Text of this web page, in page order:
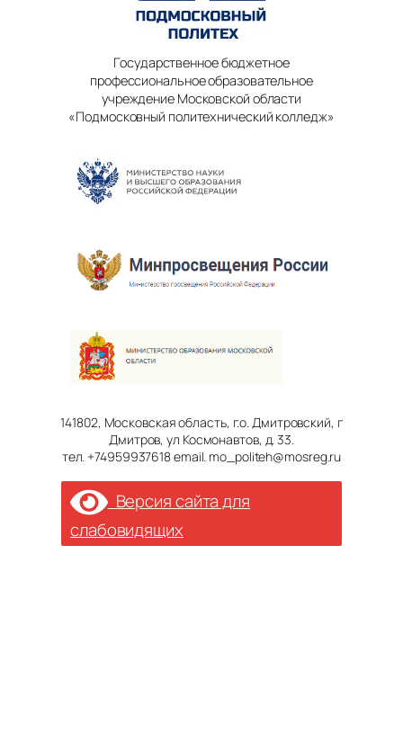
Государственное бюджетное
профессиональное образовательное
учреждение Московской области
«Подмосковный политехнический колледж»
141802, Московская область, г.о. Дмитровский, г
Дмитров, ул Космонавтов, д. 33.
тел. +74959937618 email. mo_politeh@mosreg.ru
Версия сайта для
слабовидящих